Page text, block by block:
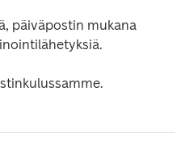
päiväpostin mukana